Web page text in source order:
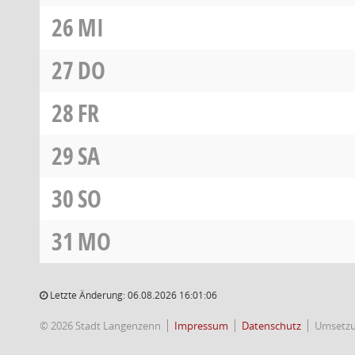
26MI
27DO
28FR
29SA
30SO
31 MO
Letzte Änderung: 06.08.2026 16:01:06
© 2026 Stadt Langenzenn Impressum Datenschutz